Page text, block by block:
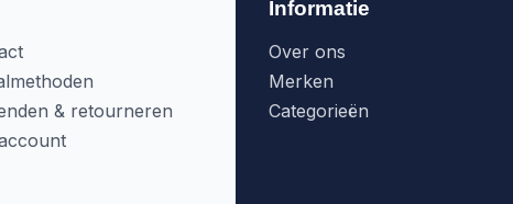
& retourneren
Informatie
Over ons
Merken
Categorieën